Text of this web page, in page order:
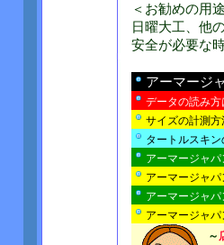
＜お勧めの用
日曜大工、他
安全が必要な
アーマージ
データの読み
サイズの計測
タートルスキ
アーマージャ
アーマージャ
アーマージャ
アーマージャ
～